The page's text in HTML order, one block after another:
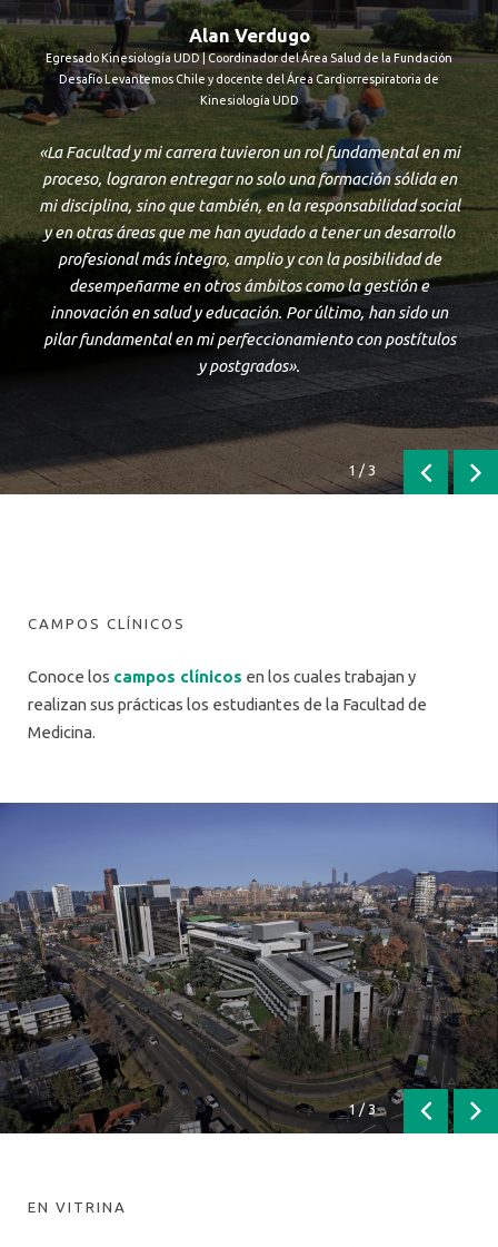
Alan Verdugo
Egresado Kinesiología UDD | Coordinador del Área Salud de la Fundación
Desafío Levantemos Chile y docente del Área Cardiorrespiratoria de
Kinesiología UDD
«La Facultad y mi carrera tuvieron un rol fundamental en mi
proceso, lograron entregar no solo una formación sólida en
mi disciplina, sino que también, en la responsabilidad social
y en otras áreas que me han ayudado a tener un desarrollo
profesional más íntegro, amplio y con la posibilidad de
desempeñarme en otros ámbitos como la gestión e
innovación en salud y educación. Por último, han sido un
pilar fundamental en mi perfeccionamiento con postítulos
y postgrados».
1 / 3
Anterior
CAMPOS CLÍNICOS
Conoce los campos clínicos en los cuales trabajan y
realizan sus prácticas los estudiantes de la Facultad de
Medicina.
1/3
Anterior
EN VITRINA